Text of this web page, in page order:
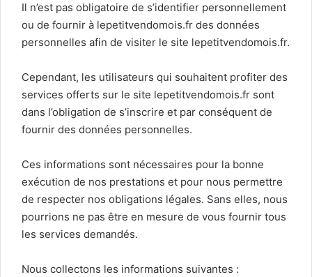
Il n’est pas obligatoire de s’identifier personnellement
ou de fournir à lepetitvendomois.fr des données
personnelles afin de visiter le site lepetitvendomois.fr.
Cependant, les utilisateurs qui souhaitent profiter des
services offerts sur le site lepetitvendomois.fr sont
dans l’obligation de s’inscrire et par conséquent de
fournir des données personnelles.
Ces informations sont nécessaires pour la bonne
exécution de nos prestations et pour nous permettre
de respecter nos obligations légales. Sans elles, nous
pourrions ne pas être en mesure de vous fournir tous
les services demandés.
Nous collectons les informations suivantes :